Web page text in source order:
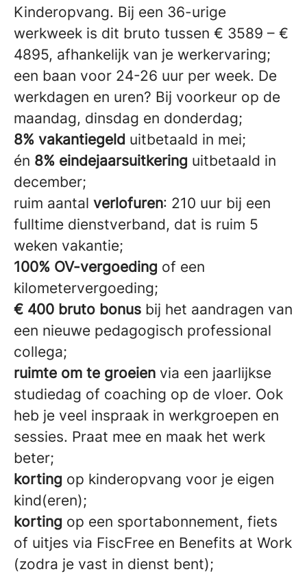
Kinderopvang. Bij een 36-urige
werkweek is dit bruto tussen € 3589 – €
4895, afhankelijk van je werkervaring;
een baan voor 24-26 uur per week. De
werkdagen en uren? Bij voorkeur op de
maandag, dinsdag en donderdag;
8% vakantiegeld uitbetaald in mei;
én 8% eindejaarsuitkering uitbetaald in
december;
ruim aantal verlofuren: 210 uur bij een
fulltime dienstverband, dat is ruim 5
weken vakantie;
100% OV-vergoeding of een
kilometervergoeding;
€ 400 bruto bonus bij het aandragen van
een nieuwe pedagogisch professional
collega;
ruimte om te groeien via een jaarlijkse
studiedag of coaching op de vloer. Ook
heb je veel inspraak in werkgroepen en
sessies. Praat mee en maak het werk
beter;
korting op kinderopvang voor je eigen
kind(eren);
korting op een sportabonnement, fiets
of uitjes via FiscFree en Benefits at Work
(zodra je vast in dienst bent);